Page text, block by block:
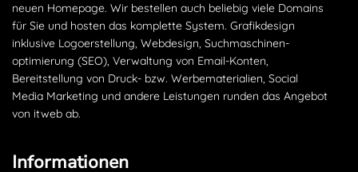
neuen Homepage. Wir bestellen auch beliebig viele Domains
für Sie und hosten das komplette System. Grafikdesign
inklusive Logoerstellung, Webdesign, Suchmaschinen­
optimierung (SEO), Verwaltung von Email-Konten,
Bereitstellung von Druck- bzw. Werbematerialien, Social
Media Marketing und andere Leistungen runden das Angebot
von itweb ab.
Informationen